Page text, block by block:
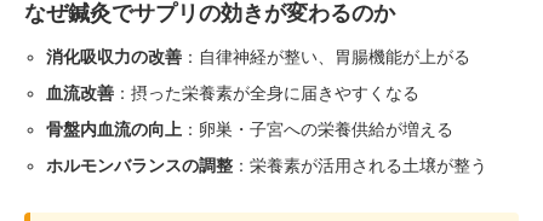
なぜ鍼灸でサプリの効きが変わるのか
消化吸収力の改善 ：自律神経が整い、胃腸機能が上がる
血流改善 ：摂った栄養素が全身に届きやすくなる
骨盤内血流の向上 ：卵巣・子宮への栄養供給が増える
ホルモンバランスの調整 ：栄養素が活用される土壌が整う